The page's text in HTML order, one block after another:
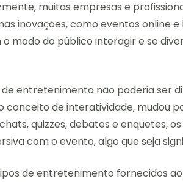
muitas empresas e
inovações, como eventos online
modo do público interagir e se
entretenimento não poderia ser
conceito de interatividade, mudou
quizzes, debates e enquetes,
com o evento, algo que seja
de entretenimento fornecidos